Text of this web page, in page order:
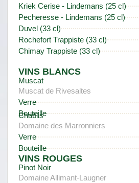
Kriek Cerise - Lindemans (25 cl)
Pecheresse - Lindemans (25 cl)
Duvel (33 cl)
Rochefort Trappiste (33 cl)
Chimay Trappiste (33 cl)
VINS BLANCS
Muscat
Muscat de Rivesaltes
Verre
Bouteille
Chablis
Domaine des Marronniers
Verre
Bouteille
VINS ROUGES
Pinot Noir
Domaine Allimant-Laugner